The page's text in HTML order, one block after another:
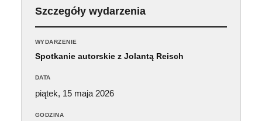
Szczegóły wydarzenia
WYDARZENIE
Spotkanie autorskie z Jolantą Reisch
DATA
piątek, 15 maja 2026
GODZINA